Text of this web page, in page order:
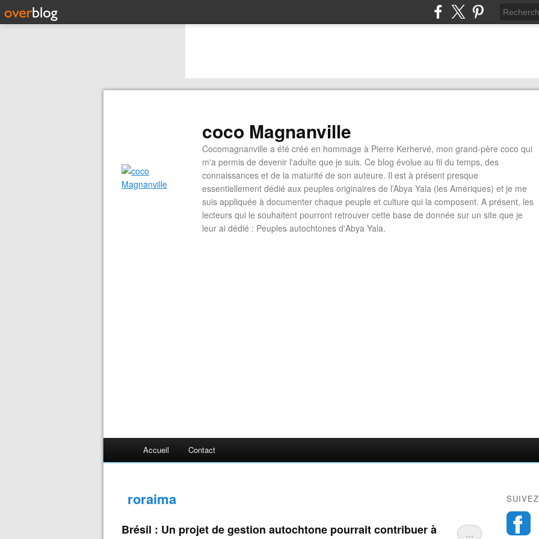
coco Magnanville
Cocomagnanville a été créé en hommage à Pierre Kerhervé, mon grand-père coco qui
m'a permis de devenir l'adulte que je suis. Ce blog évolue au fil du temps, des
connaissances et de la maturité de son auteure. Il est à présent presque
essentiellement dédié aux peuples originaires de l’Abya Yala (les Amériques) et je me
suis appliquée à documenter chaque peuple et culture qui la composent. A présent, les
lecteurs qui le souhaitent pourront retrouver cette base de donnée sur un site que je
leur ai dédié : Peuples autochtones d'Abya Yala.
Accueil Contact
roraima
…
Brésil : Un projet de gestion autochtone pourrait contribuer à